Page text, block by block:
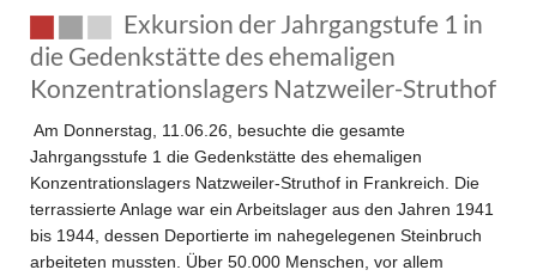
Exkursion der Jahrgangstufe 1 in
die Gedenkstätte des ehemaligen
Konzentrationslagers Natzweiler-Struthof
Am Donnerstag, 11.06.26, besuchte die gesamte
Jahrgangsstufe 1 die Gedenkstätte des ehemaligen
Konzentrationslagers Natzweiler-Struthof in Frankreich. Die
terrassierte Anlage war ein Arbeitslager aus den Jahren 1941
bis 1944, dessen Deportierte im nahegelegenen Steinbruch
arbeiteten mussten. Über 50.000 Menschen, vor allem